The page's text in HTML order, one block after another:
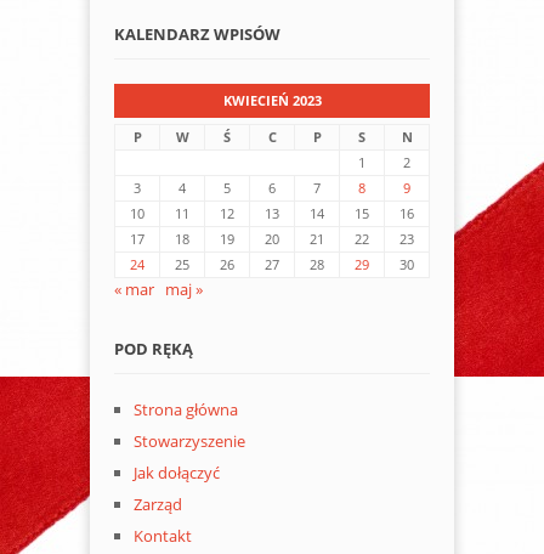
KALENDARZ WPISÓW
KWIECIEŃ 2023
P
W Ś C P S
N
1
2
3
4 5 6 7 8
9
10
11 12 13 14 15
16
17
18 19 20 21 22
23
24
25 26 27 28 29 30
« mar maj »
POD RĘKĄ
Strona główna
Stowarzyszenie
Jak dołączyć
Zarząd
Kontakt